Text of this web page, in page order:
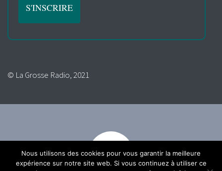
© La Grosse Radio, 2021
Nous utilisons des cookies pour vous garantir la meilleure
expérience sur notre site web. Si vous continuez à utiliser ce